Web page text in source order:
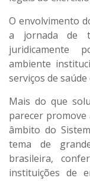
O envolvimento
a jornada de
juridicamente
ambiente
serviços de
Mais do que
parecer
âmbito do
tema de
brasileira,
instituições de